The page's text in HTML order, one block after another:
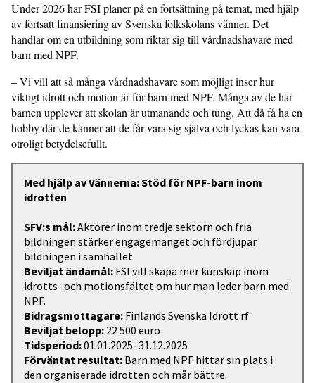
Under 2026 har FSI planer på en fort­sättning på temat, med hjälp
av fortsatt finansiering av Svenska folkskolans vänner. Det
handlar om en utbildning som riktar sig till vårdnadshavare med
barn med NPF.
– Vi vill att så många vårdnadshavare som möjligt inser hur
viktigt idrott och motion är för barn med NPF. Många av de här
barnen upplever att skolan är utmanande och tung. Att då få ha en
hobby där de känner att de får vara sig själva och lyckas kan vara
otroligt bety­delsefullt.
Med hjälp av Vännerna: Stöd för NPF-barn inom
idrotten
SFV:s mål:Aktörer inom tredje sektorn och fria
bildningen stärker engagemanget och fördjupar
bildningen i samhället.
Beviljat ändamål: FSI vill skapa mer kunskap inom
idrotts- och motionsfältet om hur man leder barn med
NPF.
Bidragsmottagare: Finlands Svenska Idrott rf
Beviljat belopp: 22 500 euro
Tidsperiod:01.01.2025–31.12.2025
Förväntat resultat: Barn med NPF hittar sin plats i
den organiserade idrotten och mår bättre.